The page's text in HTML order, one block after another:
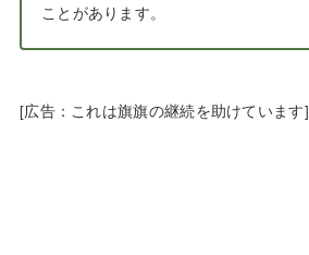
ことがあります。
[広告：これは旗旗の継続を助けています]